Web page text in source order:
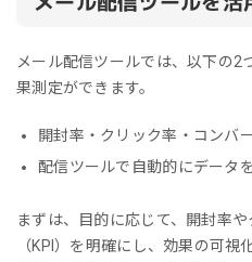
メール配信ツールでは、以下の2
果測定ができます。
開封率・クリック率・コンバ
配信ツールで自動的にデータ
まずは、目的に応じて、開封率
（KPI）を明確にし、効果の可視